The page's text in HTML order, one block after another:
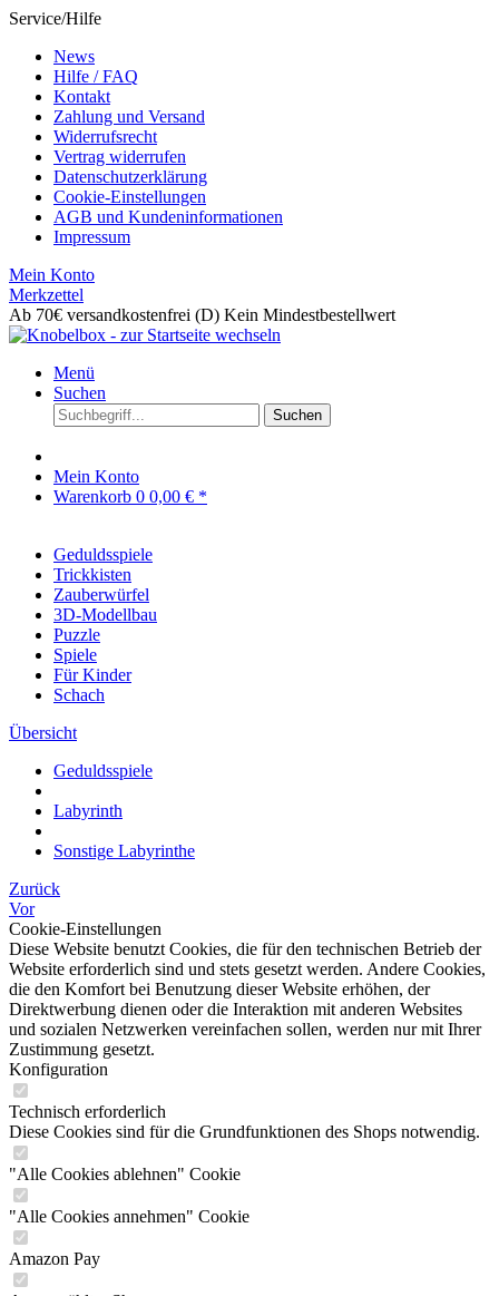
Service/Hilfe
News
Hilfe / FAQ
Kontakt
Zahlung und Versand
Widerrufsrecht
Vertrag widerrufen
Datenschutzerklärung
Cookie-Einstellungen
AGB und Kundeninformationen
Impressum
Mein Konto
Merkzettel
Ab 70€ versandkostenfrei (D) Kein Mindestbestellwert
Menü
Suchen
Suchen
Mein Konto
Warenkorb 0 0,00 € *
Geduldsspiele
Trickkisten
Zauberwürfel
3D-Modellbau
Puzzle
Spiele
Für Kinder
Schach
Übersicht
Geduldsspiele
Labyrinth
Sonstige Labyrinthe
Zurück
Vor
Cookie-Einstellungen
Diese Website benutzt Cookies, die für den technischen Betrieb der
Website erforderlich sind und stets gesetzt werden. Andere Cookies,
die den Komfort bei Benutzung dieser Website erhöhen, der
Direktwerbung dienen oder die Interaktion mit anderen Websites
und sozialen Netzwerken vereinfachen sollen, werden nur mit Ihrer
Zustimmung gesetzt.
Konfiguration
Technisch erforderlich
Diese Cookies sind für die Grundfunktionen des Shops notwendig.
"Alle Cookies ablehnen" Cookie
"Alle Cookies annehmen" Cookie
Amazon Pay